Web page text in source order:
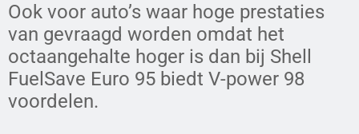
Ook voor auto’s waar hoge prestaties
van gevraagd worden omdat het
octaangehalte hoger is dan bij Shell
FuelSave Euro 95 biedt V-power 98
voordelen.